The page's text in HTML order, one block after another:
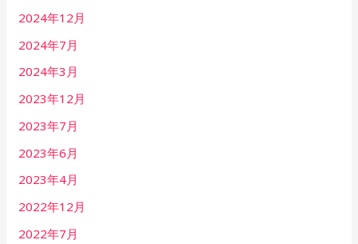
2024年12月
2024年7月
2024年3月
2023年12月
2023年7月
2023年6月
2023年4月
2022年12月
2022年7月